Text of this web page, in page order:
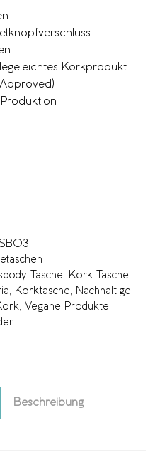
Korkprodukt
Tasche Kork Tasche
Korktasche
Nachhaltige
Vegane Produkte
Beschreibung